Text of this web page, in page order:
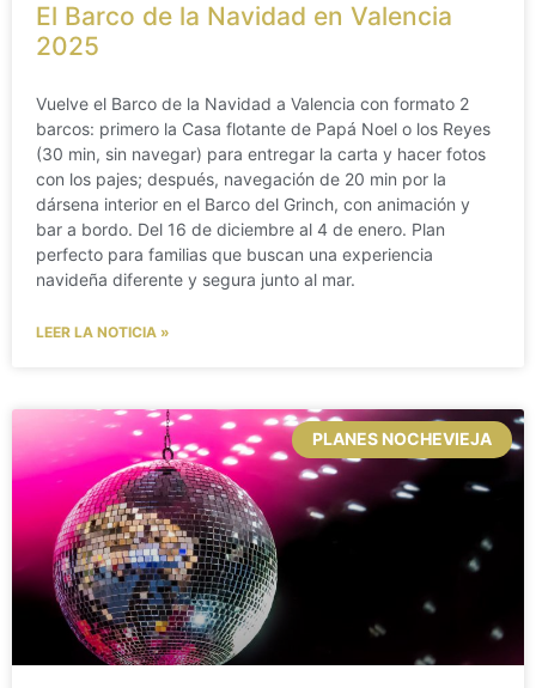
El Barco de la Navidad en Valencia
2025
Vuelve el Barco de la Navidad a Valencia con formato 2
barcos: primero la Casa flotante de Papá Noel o los Reyes
(30 min, sin navegar) para entregar la carta y hacer fotos
con los pajes; después, navegación de 20 min por la
dársena interior en el Barco del Grinch, con animación y
bar a bordo. Del 16 de diciembre al 4 de enero. Plan
perfecto para familias que buscan una experiencia
navideña diferente y segura junto al mar.
LEER LA NOTICIA »
PLANES NOCHEVIEJA